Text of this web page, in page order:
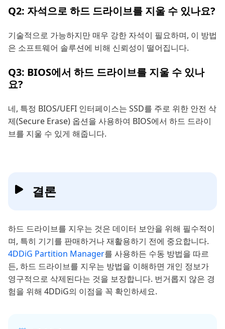
Q2: 자석으로 하드 드라이브를 지울 수 있나요?
기술적으로 가능하지만 매우 강한 자석이 필요하며, 이 방법
은 소프트웨어 솔루션에 비해 신뢰성이 떨어집니다.
Q3: BIOS에서 하드 드라이브를 지울 수 있나
요?
네, 특정 BIOS/UEFI 인터페이스는 SSD를 주로 위한 안전 삭
제(Secure Erase) 옵션을 사용하여 BIOS에서 하드 드라이
브를 지울 수 있게 해줍니다.
결론
하드 드라이브를 지우는 것은 데이터 보안을 위해 필수적이
며, 특히 기기를 판매하거나 재활용하기 전에 중요합니다.
4DDiG Partition Manager를 사용하든 수동 방법을 따르
든, 하드 드라이브를 지우는 방법을 이해하면 개인 정보가
영구적으로 삭제된다는 것을 보장합니다. 번거롭지 않은 경
험을 위해 4DDiG의 이점을 꼭 확인하세요.